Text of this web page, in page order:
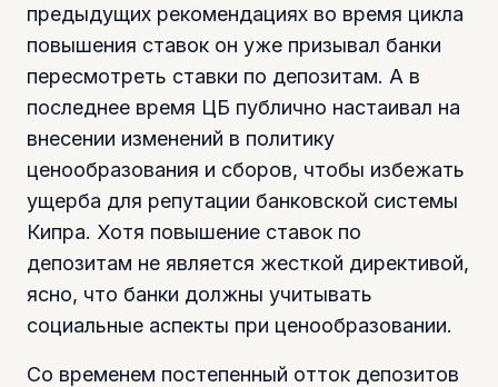
предыдущих рекомендациях во время цикла
повышения ставок он уже призывал банки
пересмотреть ставки по депозитам. А в
последнее время ЦБ публично настаивал на
внесении изменений в политику
ценообразования и сборов, чтобы избежать
ущерба для репутации банковской системы
Кипра. Хотя повышение ставок по
депозитам не является жесткой директивой,
ясно, что банки должны учитывать
социальные аспекты при ценообразовании.
Со временем постепенный отток депозитов